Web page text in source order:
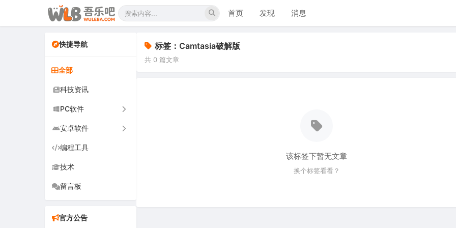
首页 发现 消息
快捷导航
全部
科技资讯
PC软件
办公软件
网络软件
音频视频
安卓软件
手机软件
车机软件
编程工具
技术
留言板
官方公告
标签：Camtasia破解版
共 0 篇文章
该标签下暂无文章
换个标签看看？